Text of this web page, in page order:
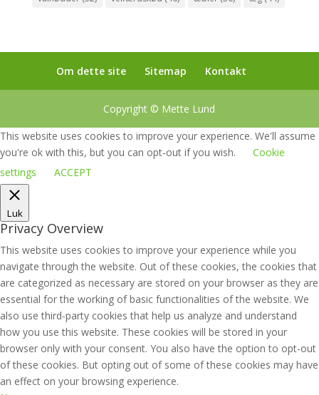
Om dette site Sitemap Kontakt
Copyright © Mette Lund
This website uses cookies to improve your experience. We'll assume
you're ok with this, but you can opt-out if you wish.
Cookie
settings
ACCEPT
Luk
Privacy Overview
This website uses cookies to improve your experience while you
navigate through the website. Out of these cookies, the cookies that
are categorized as necessary are stored on your browser as they are
essential for the working of basic functionalities of the website. We
also use third-party cookies that help us analyze and understand
how you use this website. These cookies will be stored in your
browser only with your consent. You also have the option to opt-out
of these cookies. But opting out of some of these cookies may have
an effect on your browsing experience.